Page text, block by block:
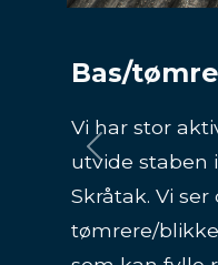
BAS flate
Vi er på jakt
rollen som
BAS tømrer.
Previous